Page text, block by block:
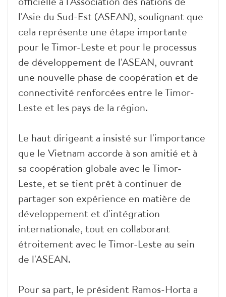
l'Asie du Sud-Est (ASEAN), soulignant que
cela représente une étape importante
pour le Timor-Leste et pour le processus
de développement de l'ASEAN, ouvrant
une nouvelle phase de coopération et de
connectivité renforcées entre le Timor-
Leste et les pays de la région.
Le haut dirigeant a insisté sur l'importance
que le Vietnam accorde à son amitié et à
sa coopération globale avec le Timor-
Leste, et se tient prêt à continuer de
partager son expérience en matière de
développement et d'intégration
internationale, tout en collaborant
étroitement avec le Timor-Leste au sein
de l'ASEAN.
Pour sa part, le président Ramos-Horta a